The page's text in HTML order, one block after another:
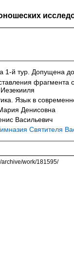
1-й тур. Допущена
фрагмента
Язык в
Денисовна
Васильевич
Святителя
work/181595/